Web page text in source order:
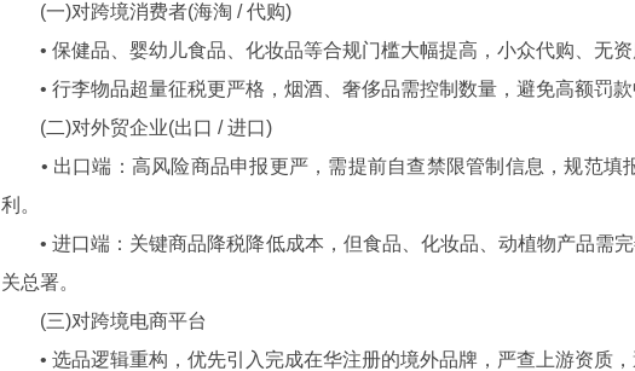
(一)对跨境消费者(海淘 / 代购)
• 保健品、婴幼儿食品、化妆品等合规门槛大幅提高，小众代购、无资
• 行李物品超量征税更严格，烟酒、奢侈品需控制数量，避免高额罚款
(二)对外贸企业(出口 / 进口)
• 出口端：高风险商品申报更严，需提前自查禁限管制信息，规范填
利。
• 进口端：关键商品降税降低成本，但食品、化妆品、动植物产品需
关总署。
(三)对跨境电商平台
• 选品逻辑重构，优先引入完成在华注册的境外品牌，严查上游资质，